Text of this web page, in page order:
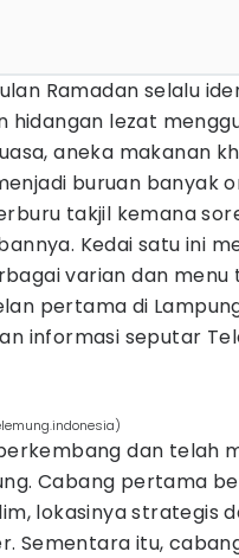
Ramadan selalu
hidangan lezat
aneka makanan
buruan banyak
takjil kemana
Kedai satu ini
varian dan
pertama di
informasi seputar
dan telah
Cabang pertama
lokasinya strategis
Sementara itu,